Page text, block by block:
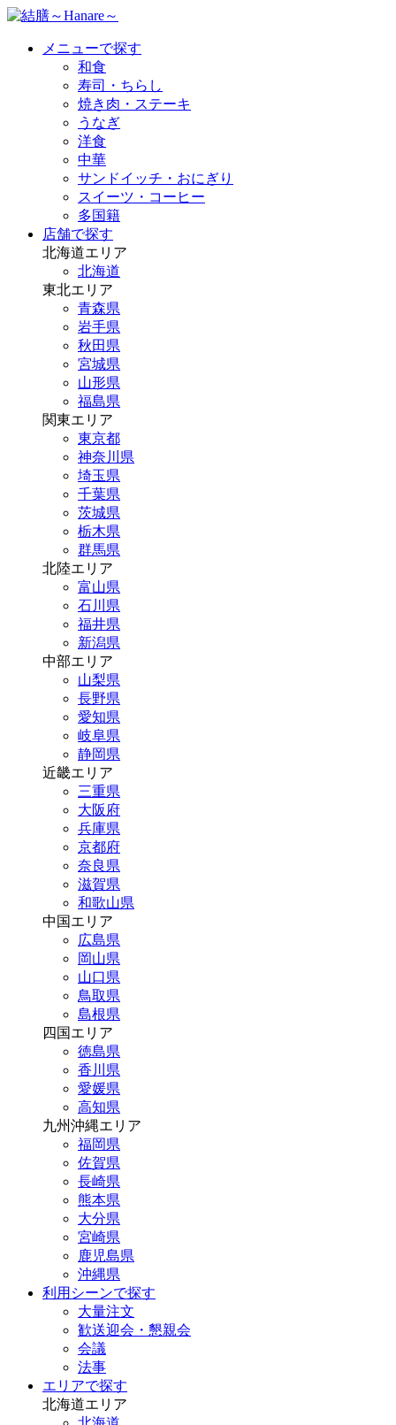
メニューで探す
和食
寿司・ちらし
焼き肉・ステーキ
うなぎ
洋食
中華
サンドイッチ・おにぎり
スイーツ・コーヒー
多国籍
店舗で探す
北海道エリア
北海道
東北エリア
青森県
岩手県
秋田県
宮城県
山形県
福島県
関東エリア
東京都
神奈川県
埼玉県
千葉県
茨城県
栃木県
群馬県
北陸エリア
富山県
石川県
福井県
新潟県
中部エリア
山梨県
長野県
愛知県
岐阜県
静岡県
近畿エリア
三重県
大阪府
兵庫県
京都府
奈良県
滋賀県
和歌山県
中国エリア
広島県
岡山県
山口県
鳥取県
島根県
四国エリア
徳島県
香川県
愛媛県
高知県
九州沖縄エリア
福岡県
佐賀県
長崎県
熊本県
大分県
宮崎県
鹿児島県
沖縄県
利用シーンで探す
大量注文
歓送迎会・懇親会
会議
法事
エリアで探す
北海道エリア